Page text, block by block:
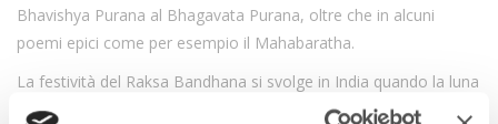
Bhavishya Purana al Bhagavata Purana, oltre che in alcuni
poemi epici come per esempio il Mahabaratha.
La festività del Raksa Bandhana si svolge in India quando la luna
piena domina il cielo tra agosto e settembre Chiamata anche